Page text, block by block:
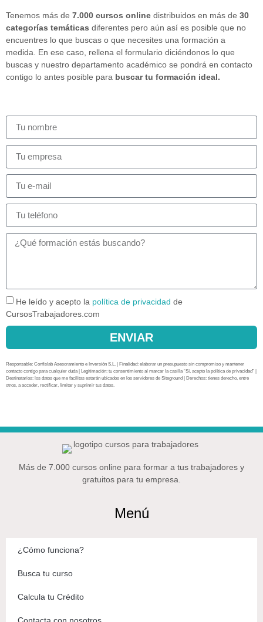
Tenemos más de 7.000 cursos online distribuidos en más de 30
categorías temáticas diferentes pero aún así es posible que no
encuentres lo que buscas o que necesites una formación a
medida. En ese caso, rellena el formulario diciéndonos lo que
buscas y nuestro departamento académico se pondrá en contacto
contigo lo antes posible para buscar tu formación ideal.
He leído y acepto la política de privacidad de
CursosTrabajadores.com
ENVIAR
Responsable: Confislab Asesoramiento e Inversión S.L. | Finalidad: elaborar un presupuesto sin compromiso y mantener
contacto contigo para cualquier duda | Legitimación: tu consentimiento al marcar la casilla “Sí, acepto la política de privacidad” |
Destinatarios: los datos que me facilitas estarán ubicados en los servidores de Siteground | Derechos: tienes derecho, entre
otros, a acceder, rectificar, limitar y suprimir tus datos.
Más de 7.000 cursos online para formar a tus trabajadores y
gratuitos para tu empresa.
Menú
¿Cómo funciona?
Busca tu curso
Calcula tu Crédito